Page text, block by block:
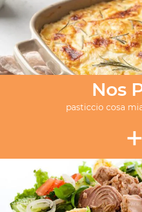
Nos
pasticcio cosa
+